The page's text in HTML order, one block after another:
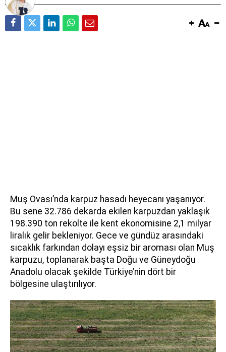
Muş Ovası’nda karpuz hasadı heyecanı yaşanıyor.
Bu sene 32.786 dekarda ekilen karpuzdan yaklaşık
198.390 ton rekolte ile kent ekonomisine 2,1 milyar
liralık gelir bekleniyor. Gece ve gündüz arasındaki
sıcaklık farkından dolayı eşsiz bir aroması olan Muş
karpuzu, toplanarak başta Doğu ve Güneydoğu
Anadolu olacak şekilde Türkiye’nin dört bir
bölgesine ulaştırılıyor.